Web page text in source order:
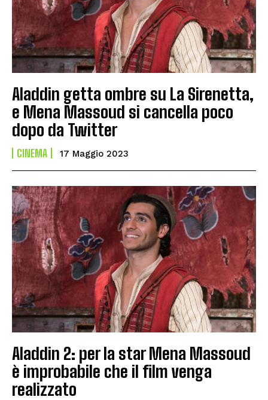
Aladdin getta ombre su La Sirenetta,
e Mena Massoud si cancella poco
dopo da Twitter
CINEMA 17 Maggio 2023
Aladdin 2: per la star Mena Massoud
è improbabile che il film venga
realizzato